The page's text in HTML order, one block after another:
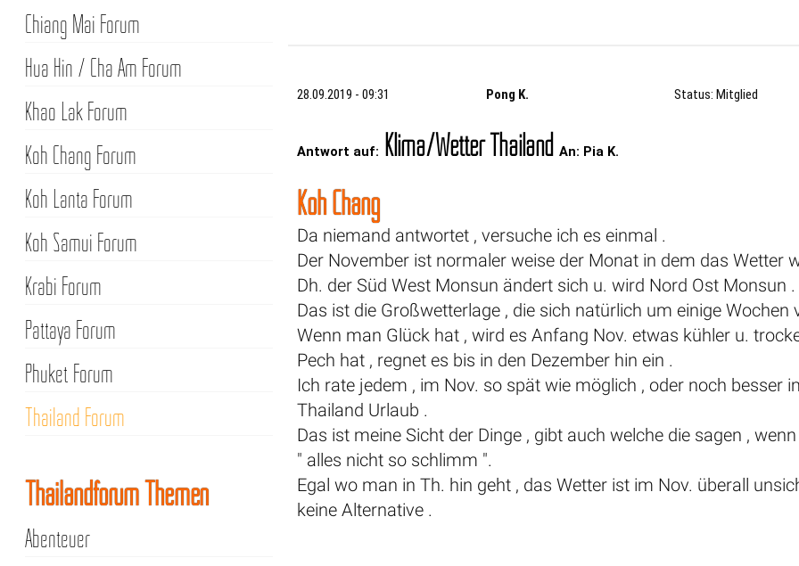
28.09.2019 - 09:31 Pong K. Status: Mitglied
Antwort auf: Klima/Wetter ThailandAn: Pia K.
Koh Chang
Da niemand antwortet , versuche ich es einmal .
Der November ist normaler weise der Monat in dem das Wetter
Dh. der Süd West Monsun ändert sich u. wird Nord Ost Monsun .
Das ist die Großwetterlage , die sich natürlich um einige Wochen
Wenn man Glück hat , wird es Anfang Nov. etwas kühler u.
Pech hat , regnet es bis in den Dezember hin ein .
Ich rate jedem , im Nov. so spät wie möglich , oder noch besser
Thailand Urlaub .
Das ist meine Sicht der Dinge , gibt auch welche die sagen ,
" alles nicht so schlimm ".
Egal wo man in Th. hin geht , das Wetter ist im Nov. überall
keine Alternative .
Chiang Mai Forum
Hua Hin / Cha Am Forum
Khao Lak Forum
Koh Chang Forum
Koh Lanta Forum
Koh Samui Forum
Krabi Forum
Pattaya Forum
Phuket Forum
Thailand Forum
Thailandforum Themen
Abenteuer